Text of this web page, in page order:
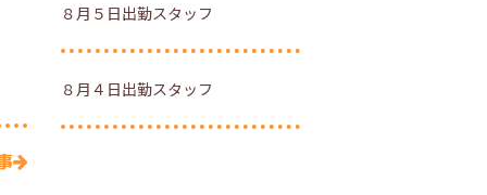
８月５日出勤スタッフ
８月４日出勤スタッフ